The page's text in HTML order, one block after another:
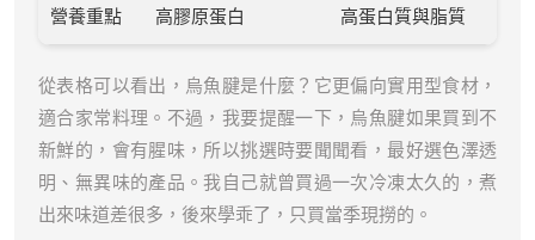
營養重點 高膠原蛋白 高蛋白質與脂質
從表格可以看出，烏魚腱是什麼？它更偏向實用型食材，
適合家常料理。不過，我要提醒一下，烏魚腱如果買到不
新鮮的，會有腥味，所以挑選時要聞聞看，最好選色澤透
明、無異味的產品。我自己就曾買過一次冷凍太久的，煮
出來味道差很多，後來學乖了，只買當季現撈的。